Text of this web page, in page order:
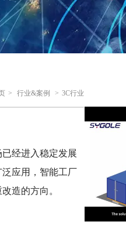
> 行业&案例 > 3C行业
经进入稳定发展
应用，智能工厂
造的方向。